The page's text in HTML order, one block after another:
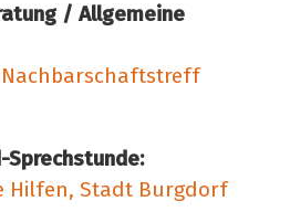
/ Allgemeine
Nachbarschaftstreff
Sprechstunde:
Hilfen, Stadt Burgdorf